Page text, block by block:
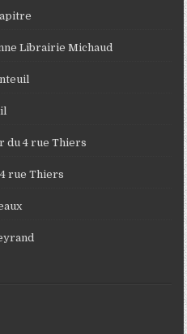
Librairie Michaud
du 4 rue Thiers
rue Thiers